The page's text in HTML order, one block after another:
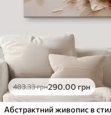
483.33грн290.00грн